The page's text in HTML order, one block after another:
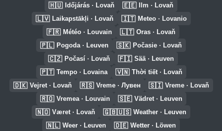
🇭🇺 Időjárás · Lovaň 🇪🇪 Ilm · Lovaň
🇱🇻 Laikapstākļi · Lovaň 🇮🇹 Meteo · Lovanio
🇫🇷 Météo · Louvain 🇱🇹 Oras · Lovaň
🇵🇱 Pogoda · Leuven 🇸🇰 Počasie · Lovaň
🇨🇿 Počasí · Lovaň 🇫🇮 Sää · Leuven
🇵🇹 Tempo · Lovaina 🇻🇳 Thời tiết · Lovaň
🇩🇰 Vejret · Lovaň 🇷🇸 Vreme · Лувен 🇸🇮 Vreme · Lovaň
🇷🇴 Vremea · Louvain 🇸🇪 Vädret · Leuven
🇳🇴 Været · Lovaň 🇬🇧🇺🇸 Weather · Leuven
🇳🇱 Weer · Leuven 🇩🇪 Wetter · Löwen